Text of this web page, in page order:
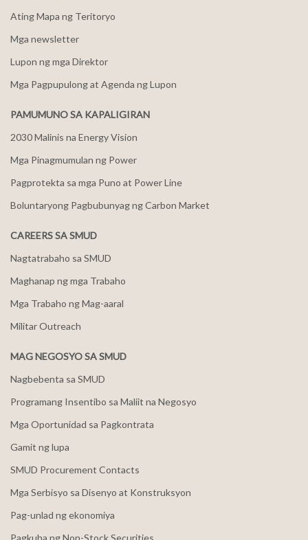
Ating Mapa ng Teritoryo
Mga newsletter
Lupon ng mga Direktor
Mga Pagpupulong at Agenda ng Lupon
PAMUMUNO SA KAPALIGIRAN
2030 Malinis na Energy Vision
Mga Pinagmumulan ng Power
Pagprotekta sa mga Puno at Power Line
Boluntaryong Pagbubunyag ng Carbon Market
CAREERS SA SMUD
Nagtatrabaho sa SMUD
Maghanap ng mga Trabaho
Mga Trabaho ng Mag-aaral
Militar Outreach
MAG NEGOSYO SA SMUD
Nagbebenta sa SMUD
Programang Insentibo sa Maliit na Negosyo
Mga Oportunidad sa Pagkontrata
Gamit ng lupa
SMUD Procurement Contacts
Mga Serbisyo sa Disenyo at Konstruksyon
Pag-unlad ng ekonomiya
Pagkuha ng Non-Stock Securities